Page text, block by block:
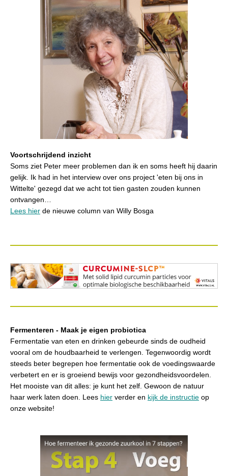
Voortschrijdend inzicht
Soms ziet Peter meer problemen dan ik en soms heeft hij daarin
gelijk. Ik had in het interview over ons project 'eten bij ons in
Wittelte' gezegd dat we acht tot tien gasten zouden kunnen
ontvangen…
Lees hier de nieuwe column van Willy Bosga
Fermenteren - Maak je eigen probiotica
Fermentatie van eten en drinken gebeurde sinds de oudheid
vooral om de houdbaarheid te verlengen. Tegenwoordig wordt
steeds beter begrepen hoe fermentatie ook de voedingswaarde
verbetert en er is groeiend bewijs voor gezondheidsvoordelen.
Het mooiste van dit alles: je kunt het zelf. Gewoon de natuur
haar werk laten doen. Lees hier verder en kijk de instructie op
onze website!